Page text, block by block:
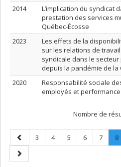
2014
L’implication du syndicat
prestation des services
Québec-Écosse
2023
Les effets de la
sur les relations de
syndicale dans le
depuis la pandémie de la
2020
Responsabilité sociale
employés et
Nombre de
Page
précédente
Page
3 Page
4 Page
5 Page
6 Page
7 8.
Page
suivante